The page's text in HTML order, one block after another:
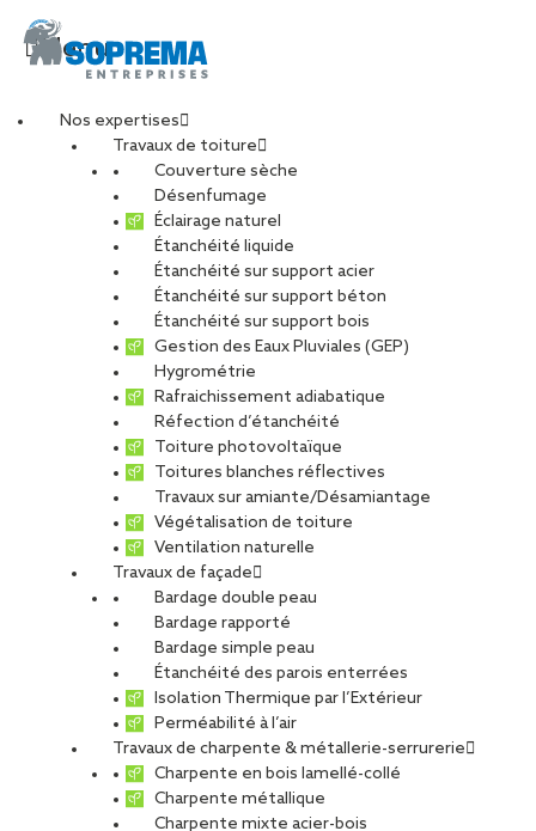
Menu
Nos expertises
Travaux de toiture
Couverture sèche
Désenfumage
Éclairage naturel
Étanchéité liquide
Étanchéité sur support acier
Étanchéité sur support béton
Étanchéité sur support bois
Gestion des Eaux Pluviales (GEP)
Hygrométrie
Rafraichissement adiabatique
Réfection d’étanchéité
Toiture photovoltaïque
Toitures blanches réflectives
Travaux sur amiante/Désamiantage
Végétalisation de toiture
Ventilation naturelle
Travaux de façade
Bardage double peau
Bardage rapporté
Bardage simple peau
Étanchéité des parois enterrées
Isolation Thermique par l’Extérieur
Perméabilité à l’air
Travaux de charpente & métallerie-serrurerie
Charpente en bois lamellé-collé
Charpente métallique
Charpente mixte acier-bois
20230113_135615
PARTAGER